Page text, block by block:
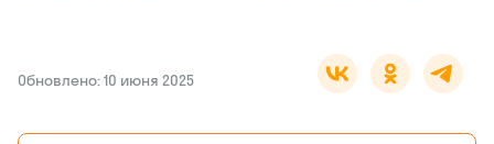
Обновлено: 10 июня 2025